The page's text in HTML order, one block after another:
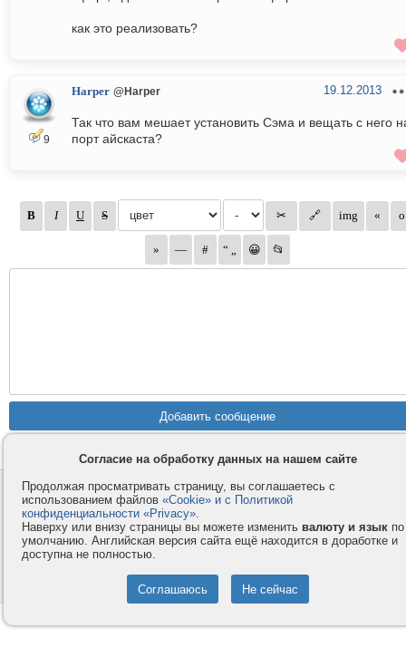
как это реализовать?
9
Harper @Harper 19.12.2013
Так что вам мешает установить Сэма и вещать с него
порт айскаста?
Контакты
Компания
Privacy и Cookie
Услуги
Как оплатить
Помощь
© 2008-2026
- Все права защищены.
Согласие на обработку данных на нашем сайте
Продолжая просматривать страницу, вы соглашаетесь с
использованием файлов «Cookie» и с Политикой
конфиденциальности «Privacy».
Наверху или внизу страницы вы можете изменить валюту и язык по
умолчанию. Английская версия сайта ещё находится в доработке и
доступна не полностью.